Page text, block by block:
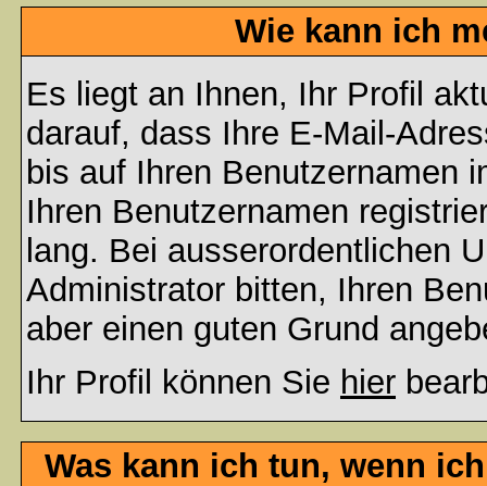
Wie kann ich
Es liegt an Ihnen, Ihr Profil
darauf, dass Ihre E-Mail-
bis auf Ihren Benutzernamen
Ihren Benutzernamen
lang. Bei ausserordentlichen
Administrator bitten, Ihren
aber einen guten Grund
Ihr Profil können Sie hier
Was kann ich tun, wenn